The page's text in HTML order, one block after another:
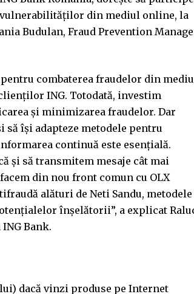
vulnerabilităților din mediul online, la
Budulan, Fraud Prevention
combaterea fraudelor din
ING. Totodată, investim
și minimizarea fraudelor. Dar
își adapteze metodele pentru
continuă este esențială.
și să transmitem mesaje cât mai
din nou front comun cu OLX
alături de Neti Sandu, metodele
înșelătorii”, a explicat
Bank.
dacă vinzi produse pe Internet